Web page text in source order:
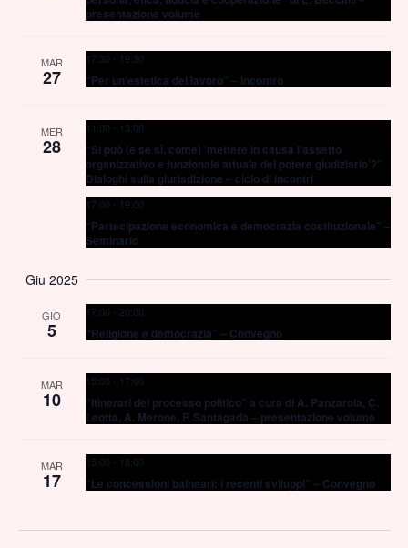
presentazione volume
MAR
27
17:30 - 19:30
“Per un’estetica del lavoro” – Incontro
MER
28
11:00 - 13:00
“Si può (e se sì, come) ‘mettere in causa l’assetto
organizzativo e funzionale attuale del potere giudiziario’?”
Dialoghi sulla giurisdizione – ciclo di incontri
17:00 - 19:00
“Partecipazione economica e democrazia costituzionale” –
Seminario
Giu 2025
GIO
5
17:00 - 20:00
“Religione e democrazia” – Convegno
MAR
10
15:00 - 17:00
“Itinerari del processo politico” a cura di A. Panzarola, C.
Leotta, A. Merone, F. Santagada – presentazione volume
MAR
17
15:00 - 18:00
“Le concessioni balneari: i recenti sviluppi” – Convegno